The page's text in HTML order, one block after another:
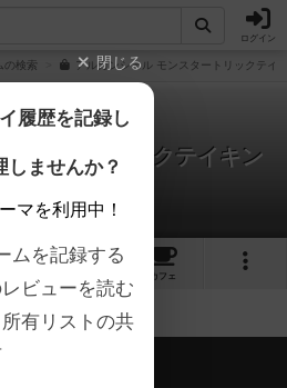
ログイン
の検索 アルカンシェル モンスタートリックテイ
スタートリックテイキン
ゲーム
/関連作品 0件
1
カフェ
の新しい投稿
閉じる
履歴を記録し
しませんか？
マを利用中！
ムを記録する
ビューを読む
有リストの共